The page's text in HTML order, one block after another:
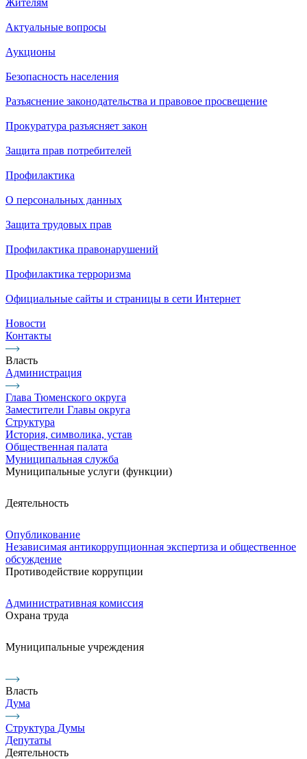
Жителям
Актуальные вопросы
Аукционы
Безопасность населения
Разъяснение законодательства и правовое просвещение
Прокуратура разъясняет закон
Защита прав потребителей
Профилактика
О персональных данных
Защита трудовых прав
Профилактика правонарушений
Профилактика терроризма
Официальные сайты и страницы в сети Интернет
Новости
Контакты
Власть
Администрация
Глава Тюменского округа
Заместители Главы округа
Структура
История, символика, устав
Общественная палата
Муниципальная служба
Муниципальные услуги (функции)
Деятельность
Опубликование
Независимая антикоррупционная экспертиза и общественное
обсуждение
Противодействие коррупции
Административная комиссия
Охрана труда
Муниципальные учреждения
Власть
Дума
Структура Думы
Депутаты
Деятельность